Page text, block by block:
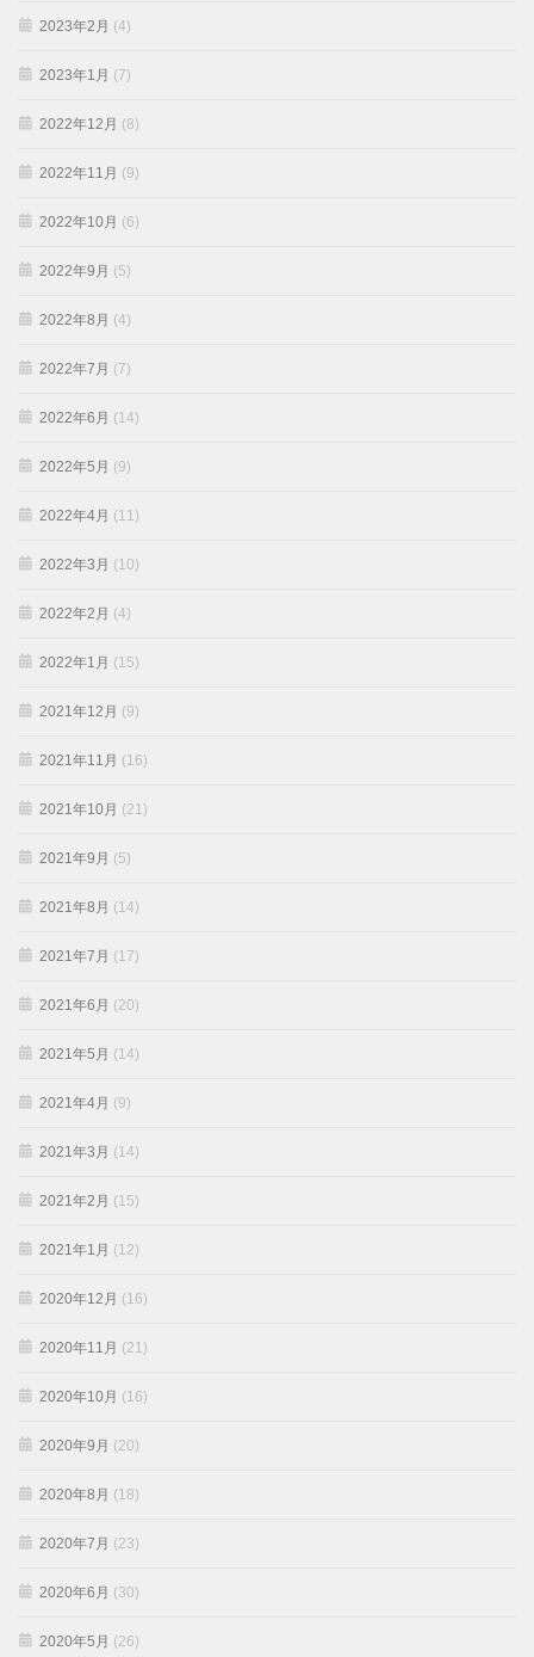
2023年2月 (4)
2023年1月 (7)
2022年12月 (8)
2022年11月 (9)
2022年10月 (6)
2022年9月 (5)
2022年8月 (4)
2022年7月 (7)
2022年6月 (14)
2022年5月 (9)
2022年4月 (11)
2022年3月 (10)
2022年2月 (4)
2022年1月 (15)
2021年12月 (9)
2021年11月 (16)
2021年10月 (21)
2021年9月 (5)
2021年8月 (14)
2021年7月 (17)
2021年6月 (20)
2021年5月 (14)
2021年4月 (9)
2021年3月 (14)
2021年2月 (15)
2021年1月 (12)
2020年12月 (16)
2020年11月 (21)
2020年10月 (16)
2020年9月 (20)
2020年8月 (18)
2020年7月 (23)
2020年6月 (30)
2020年5月 (26)